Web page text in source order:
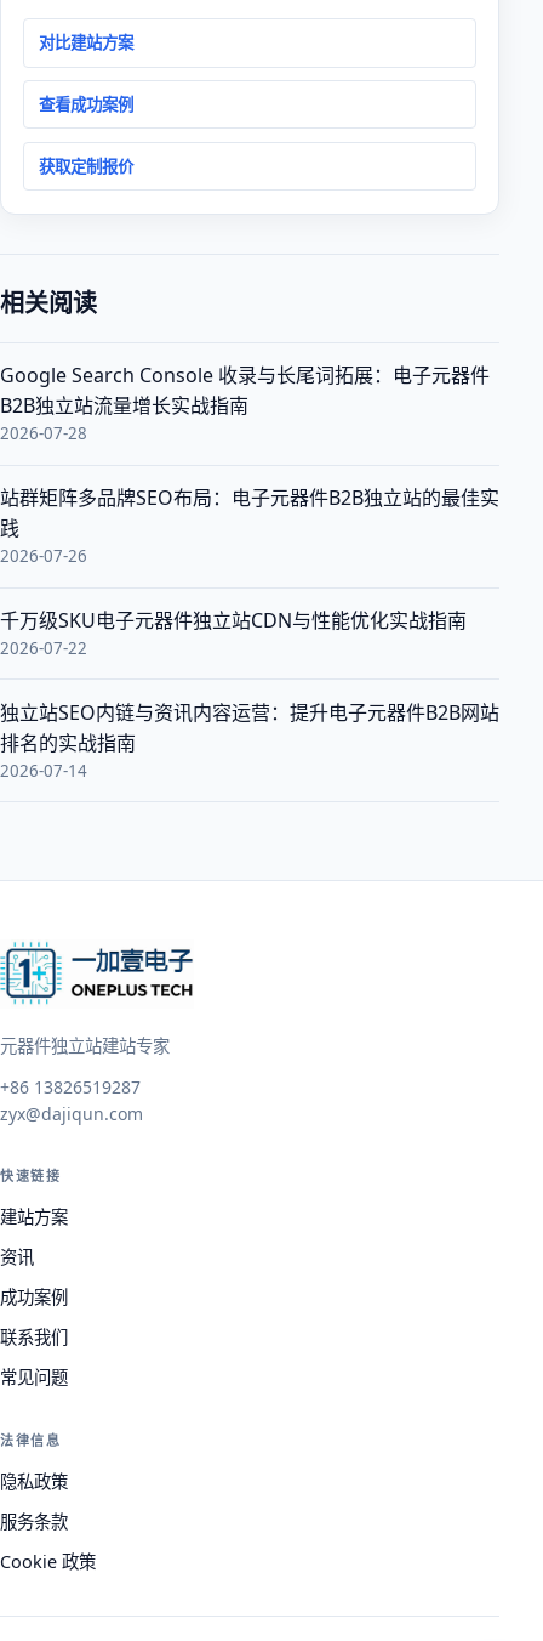
对比建站方案
查看成功案例
获取定制报价
相关阅读
Google Search Console 收录与长尾词拓展：电子元器件
B2B独立站流量增长实战指南
2026-07-28
站群矩阵多品牌SEO布局：电子元器件B2B独立站的最佳实
践
2026-07-26
千万级SKU电子元器件独立站CDN与性能优化实战指南
2026-07-22
独立站SEO内链与资讯内容运营：提升电子元器件B2B网站
排名的实战指南
2026-07-14
元器件独立站建站专家
+86 13826519287
zyx@dajiqun.com
快速链接
建站方案
资讯
成功案例
联系我们
常见问题
法律信息
隐私政策
服务条款
Cookie 政策